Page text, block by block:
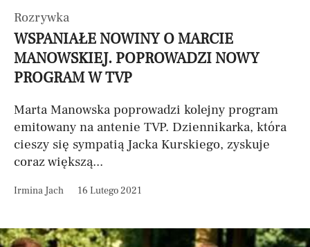
Rozrywka
WSPANIAŁE NOWINY O MARCIE
MANOWSKIEJ. POPROWADZI NOWY
PROGRAM W TVP
Marta Manowska poprowadzi kolejny program
emitowany na antenie TVP. Dziennikarka, która
cieszy się sympatią Jacka Kurskiego, zyskuje
coraz większą...
Irmina Jach 16 Lutego 2021